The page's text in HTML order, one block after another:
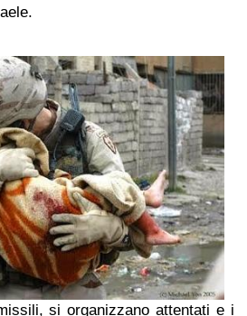
si organizzano attentati e i